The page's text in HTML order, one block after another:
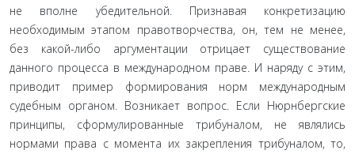
не вполне убедительной. Признавая конкретизацию
необходимым этапом правотворчества, он, тем не менее,
без какой-либо аргументации отрицает существование
данного процесса в международном праве. И наряду с этим,
приво­дит пример формирования норм международным
судебным органом. Возникает вопрос. Если Нюрнбергские
принципы, сформулированные трибуналом, не являлись
нормами права с момента их закрепления трибуналом, то,